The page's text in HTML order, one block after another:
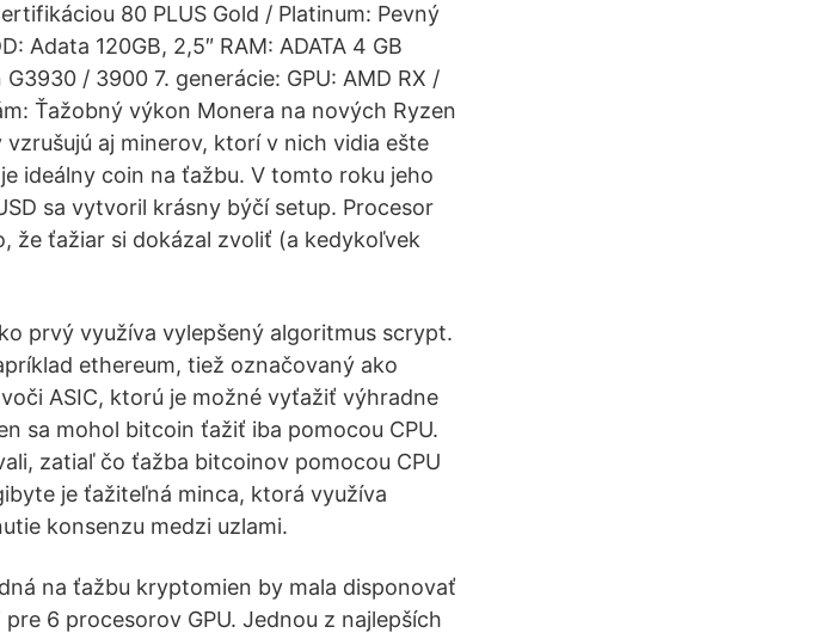
80 PLUS Gold / Platinum: Pevný
Adata 120GB, 2,5″ RAM: ADATA 4 GB
/ 3900 7. generácie: GPU: AMD RX /
Ťažobný výkon Monera na nových Ryzen
aj minerov, ktorí v nich vidia ešte
ideálny coin na ťažbu. V tomto roku jeho
sa vytvoril krásny býčí setup. Procesor
že ťažiar si dokázal zvoliť (a kedykoľvek
prvý využíva vylepšený algoritmus scrypt.
ethereum, tiež označovaný ako
ASIC, ktorú je možné vyťažiť výhradne
sa mohol bitcoin ťažiť iba pomocou CPU.
zatiaľ čo ťažba bitcoinov pomocou CPU
je ťažiteľná minca, ktorá využíva
konsenzu medzi uzlami.
na ťažbu kryptomien by mala disponovať
6 procesorov GPU. Jednou z najlepších